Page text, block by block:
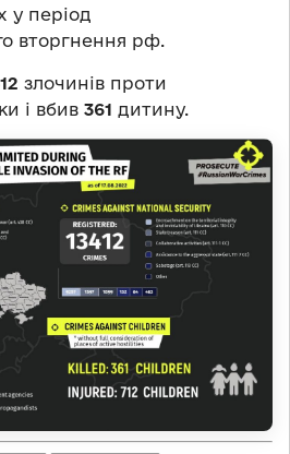
у період
вторгнення рф.
злочинів проти
і вбив 361 дитину.